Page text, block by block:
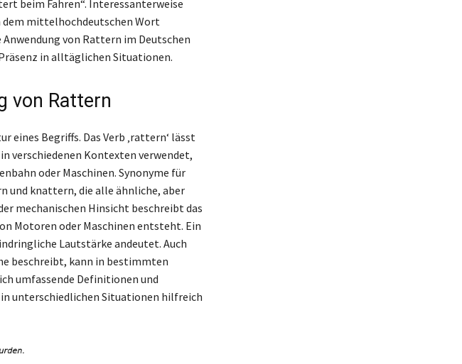
beim Fahren“. Interessanterweise
mittelhochdeutschen Wort
Anwendung von Rattern im Deutschen
in alltäglichen Situationen.
von Rattern
eines Begriffs. Das Verb ‚rattern‘ lässt
verschiedenen Kontexten verwendet,
oder Maschinen. Synonyme für
und knattern, die alle ähnliche, aber
mechanischen Hinsicht beschreibt das
Motoren oder Maschinen entsteht. Ein
Lautstärke andeutet. Auch
beschreibt, kann in bestimmten
umfassende Definitionen und
in unterschiedlichen Situationen hilfreich